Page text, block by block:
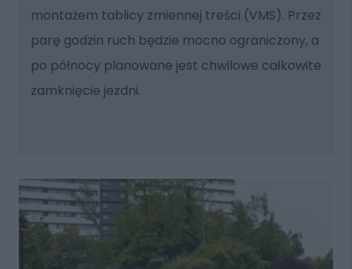
montażem tablicy zmiennej treści (VMS). Przez
parę godzin ruch będzie mocno ograniczony, a
po północy planowane jest chwilowe całkowite
zamknięcie jezdni.